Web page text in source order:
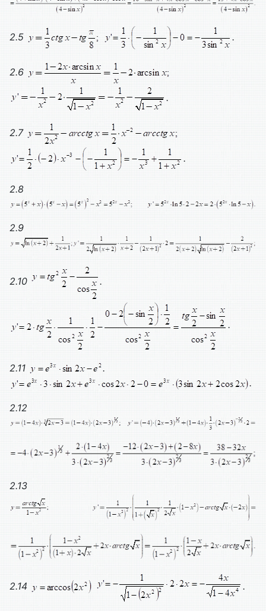
2.5 .
2.6
.
2.7
.
2.8
2.9
2.10 .
.
2.11
.
.
2.12
2.13
2.14 .